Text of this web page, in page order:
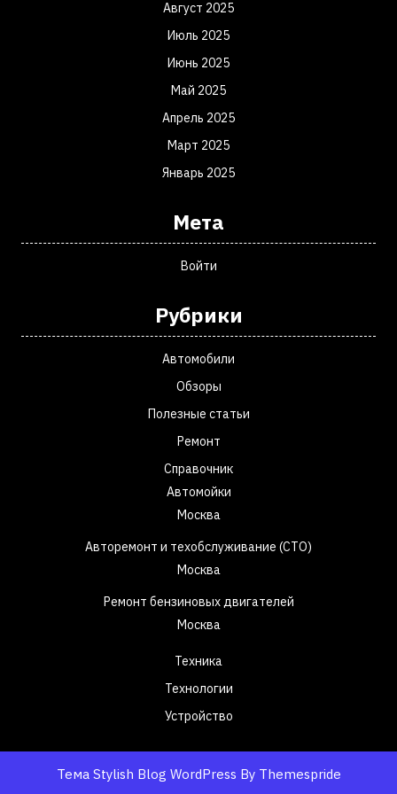
Август 2025
Июль 2025
Июнь 2025
Май 2025
Апрель 2025
Март 2025
Январь 2025
Мета
Войти
Рубрики
Автомобили
Обзоры
Полезные статьи
Ремонт
Справочник
Автомойки
Москва
Авторемонт и техобслуживание (СТО)
Москва
Ремонт бензиновых двигателей
Москва
Техника
Технологии
Устройство
Тема Stylish Blog WordPress By Themespride